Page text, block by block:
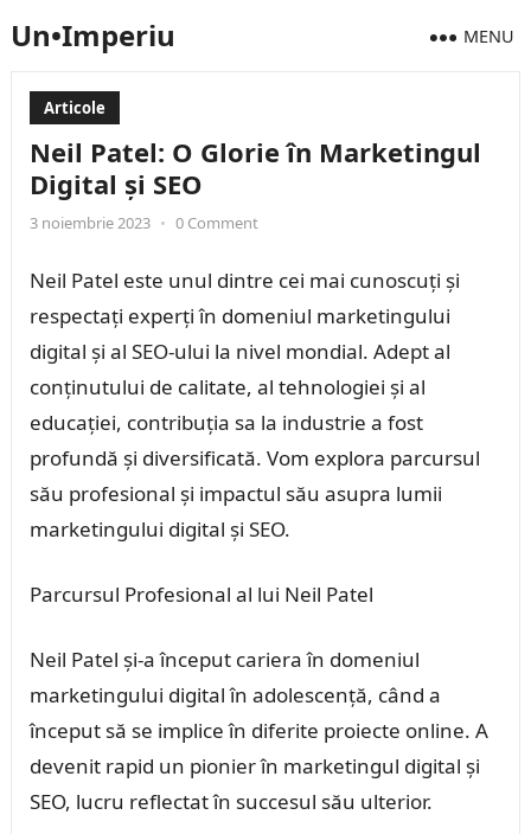
Un•Imperiu MENU
Articole
Neil Patel: O Glorie în Marketingul
Digital și SEO
3 noiembrie 2023 • 0 Comment
Neil Patel este unul dintre cei mai cunoscuți și
respectați experți în domeniul marketingului
digital și al SEO-ului la nivel mondial. Adept al
conținutului de calitate, al tehnologiei și al
educației, contribuția sa la industrie a fost
profundă și diversificată. Vom explora parcursul
său profesional și impactul său asupra lumii
marketingului digital și SEO.
Parcursul Profesional al lui Neil Patel
Neil Patel și-a început cariera în domeniul
marketingului digital în adolescență, când a
început să se implice în diferite proiecte online. A
devenit rapid un pionier în marketingul digital și
SEO, lucru reflectat în succesul său ulterior.